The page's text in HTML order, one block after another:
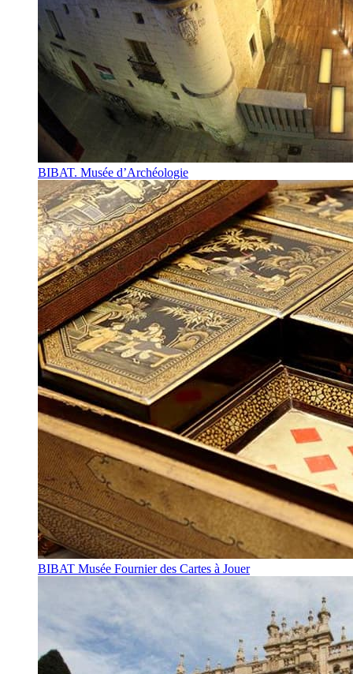
BIBAT. Musée d’Archéologie
BIBAT Musée Fournier des Cartes à Jouer